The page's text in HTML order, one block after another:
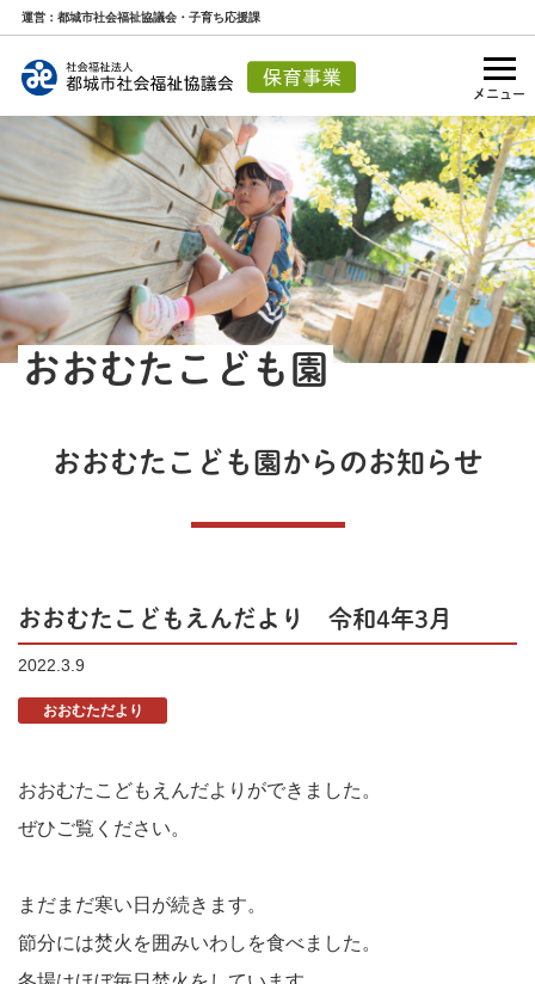
運営：都城市社会福祉協議会・子育ち応援課
メニュー
おおむたこども園
おおむたこども園からのお知らせ
おおむたこどもえんだより 令和4年3月
2022.3.9
おおむただより
おおむたこどもえんだよりができました。
ぜひご覧ください。
まだまだ寒い日が続きます。
節分には焚火を囲みいわしを食べました。